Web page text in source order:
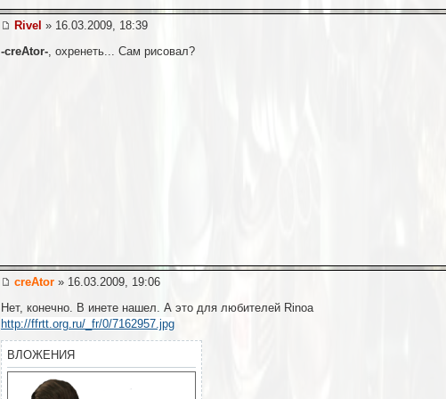
Rivel » 16.03.2009, 18:39
-creAtor-, охренеть... Сам рисовал?
creAtor» 16.03.2009, 19:06
Нет, конечно. В инете нашел. А это для любителей Rinoa
http://ffrtt.org.ru/_fr/0/7162957.jpg
ВЛОЖЕНИЯ